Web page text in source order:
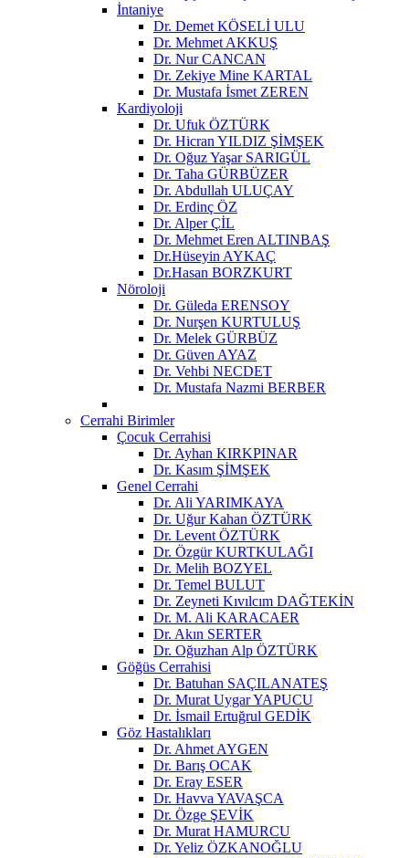
İntaniye
Dr. Demet KÖSELİ ULU
Dr. Mehmet AKKUŞ
Dr. Nur CANCAN
Dr. Zekiye Mine KARTAL
Dr. Mustafa İsmet ZEREN
Kardiyoloji
Dr. Ufuk ÖZTÜRK
Dr. Hicran YILDIZ ŞİMŞEK
Dr. Oğuz Yaşar SARIGÜL
Dr. Taha GÜRBÜZER
Dr. Abdullah ULUÇAY
Dr. Erdinç ÖZ
Dr. Alper ÇİL
Dr. Mehmet Eren ALTINBAŞ
Dr.Hüseyin AYKAÇ
Dr.Hasan BORZKURT
Nöroloji
Dr. Güleda ERENSOY
Dr. Nurşen KURTULUŞ
Dr. Melek GÜRBÜZ
Dr. Güven AYAZ
Dr. Vehbi NECDET
Dr. Mustafa Nazmi BERBER
Cerrahi Birimler
Çocuk Cerrahisi
Dr. Ayhan KIRKPINAR
Dr. Kasım ŞİMŞEK
Genel Cerrahi
Dr. Ali YARIMKAYA
Dr. Uğur Kahan ÖZTÜRK
Dr. Levent ÖZTÜRK
Dr. Özgür KURTKULAĞI
Dr. Melih BOZYEL
Dr. Temel BULUT
Dr. Zeyneti Kıvılcım DAĞTEKİN
Dr. M. Ali KARACAER
Dr. Akın SERTER
Dr. Oğuzhan Alp ÖZTÜRK
Göğüs Cerrahisi
Dr. Batuhan SAÇILANATEŞ
Dr. Murat Uygar YAPUCU
Dr. İsmail Ertuğrul GEDİK
Göz Hastalıkları
Dr. Ahmet AYGEN
Dr. Barış OCAK
Dr. Eray ESER
Dr. Havva YAVAŞCA
Dr. Özge ŞEVİK
Dr. Murat HAMURCU
Dr. Yeliz ÖZKANOĞLU